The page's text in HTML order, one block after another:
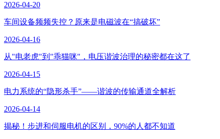
2026-04-20
车间设备频频失控？原来是电磁波在“搞破坏”
2026-04-16
从"电老虎"到"乖猫咪"，电压谐波治理的秘密都在这了
2026-04-15
电力系统的“隐形杀手”——谐波的传输通道全解析
2026-04-14
揭秘！步进和伺服电机的区别，90%的人都不知道